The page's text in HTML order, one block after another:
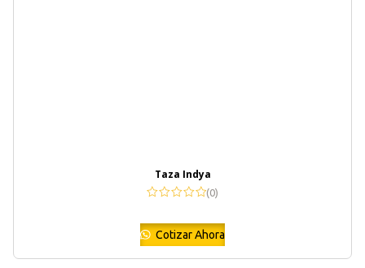
Taza Indya
(0)
Cotizar Ahora